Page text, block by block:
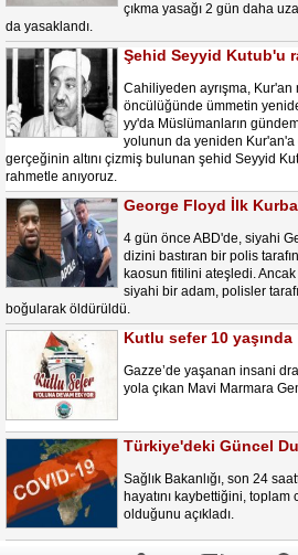
çıkma yasağı 2 gün daha
da yasaklandı.
Şehid Seyyid Kutub'u
Cahiliyeden ayrışma,
öncülüğünde ümmetin
yy'da Müslümanların
yolunun da yeniden
gerçeğinin altını çizmiş bulunan şehid Seyyid
rahmetle anıyoruz.
George Floyd İlk
4 gün önce ABD'de, siyahi
dizini bastıran bir polis
kaosun fitilini ateşledi.
siyahi bir adam, polisler
boğularak öldürüldü.
Kutlu sefer 10 yaşında
Gazze’de yaşanan insani
yola çıkan Mavi Marmara
Türkiye'deki Güncel
Sağlık Bakanlığı, son 24
hayatını kaybettiğini, toplam
olduğunu açıkladı.